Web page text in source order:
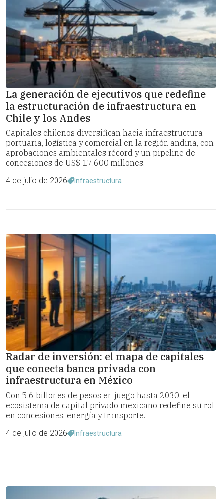
La generación de ejecutivos que redefine
la estructuración de infraestructura en
Chile y los Andes
Capitales chilenos diversifican hacia infraestructura
portuaria, logística y comercial en la región andina, con
aprobaciones ambientales récord y un pipeline de
concesiones de US$ 17.600 millones.
4 de julio de 2026 Infraestructura
Radar de inversión: el mapa de capitales
que conecta banca privada con
infraestructura en México
Con 5.6 billones de pesos en juego hasta 2030, el
ecosistema de capital privado mexicano redefine su rol
en concesiones, energía y transporte.
4 de julio de 2026 Infraestructura